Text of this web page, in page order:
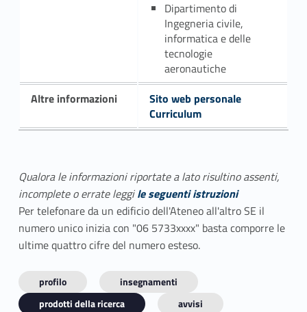
Dipartimento di
Ingegneria civile,
informatica e delle
tecnologie
aeronautiche
Altre informazioni
Sito web personale
Curriculum
Qualora le informazioni riportate a lato risultino assenti,
incomplete o errate leggile seguenti istruzioni
Per telefonare da un edificio dell'Ateneo all'altro SE il
numero unico inizia con "06 5733xxxx" basta comporre le
ultime quattro cifre del numero esteso.
profilo
insegnamenti
prodotti della ricerca
avvisi